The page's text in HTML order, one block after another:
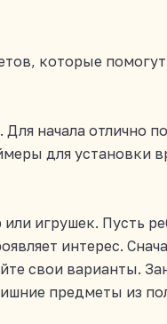
, которые
Для начала отлично
для установки
игрушек. Пусть
интерес.
свои варианты.
предметы из